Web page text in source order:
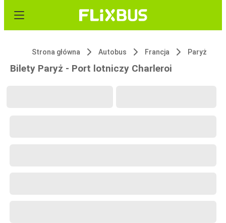
Strona główna Autobus Francja Paryż
Bilety Paryż - Port lotniczy Charleroi